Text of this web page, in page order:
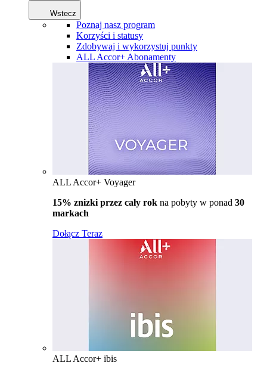
Wstecz
Poznaj nasz program
Korzyści i statusy
Zdobywaj i wykorzystuj punkty
ALL Accor+ Abonamenty
ALL Accor+ Voyager
15% znizki przez cały rok na pobyty w ponad 30
markach
Dołącz Teraz
ALL Accor+ ibis